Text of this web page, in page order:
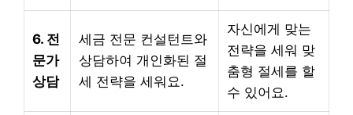
6. 전
문가
상담
세금 전문 컨설턴트와
상담하여 개인화된 절
세 전략을 세워요.
자신에게 맞는
전략을 세워 맞
춤형 절세를 할
수 있어요.